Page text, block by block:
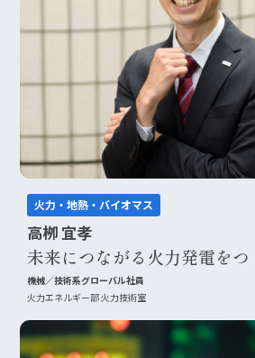
火力・地熱・バイオマス
高栁 宜孝
未来につながる火力発電をつ
機械／技術系グローバル社員
火力エネルギー部 火力技術室